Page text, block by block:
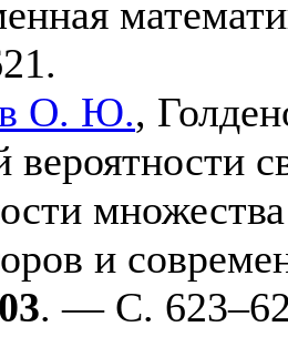
.
О. Ю.,
вероятности
и
. — С. 6